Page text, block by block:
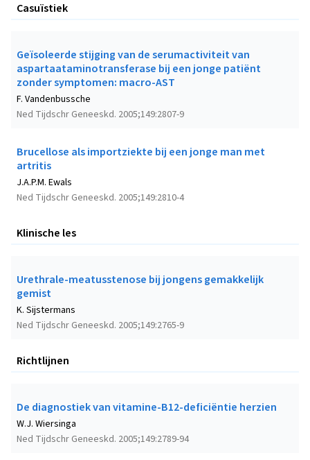
Casuïstiek
Geïsoleerde stijging van de serumactiviteit van
aspartaataminotransferase bij een jonge patiënt
zonder symptomen: macro-AST
Ned Tijdschr Geneeskd. 2005;149:2807-9
F. Vandenbussche
Brucellose als importziekte bij een jonge man met
artritis
Ned Tijdschr Geneeskd. 2005;149:2810-4
J.A.P.M. Ewals
Klinische les
Urethrale-meatusstenose bij jongens gemakkelijk
gemist
Ned Tijdschr Geneeskd. 2005;149:2765-9
K. Sijstermans
Richtlijnen
De diagnostiek van vitamine-B12-deficiëntie herzien
Ned Tijdschr Geneeskd. 2005;149:2789-94
W.J. Wiersinga